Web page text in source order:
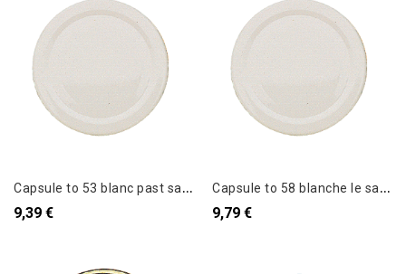
C
apsule to 53 blanc past sans flip le sachet de 100
9,39 €
C
apsule to 58 blanche le sachet de 100
9,79 €